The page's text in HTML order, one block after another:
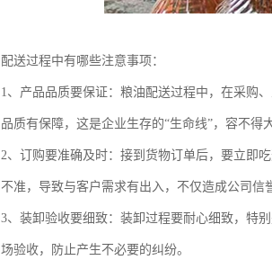
配送过程中有哪些注意事项：
1、产品品质要保证：粮油配送过程中，在采购
品质有保障，这是企业生存的“生命线”，容不得
2、订购要准确及时：接到货物订单后，要立即
不准，导致与客户需求有出入，不仅造成公司信
3、装卸验收要细致：装卸过程要耐心细致，特
场验收，防止产生不必要的纠纷。